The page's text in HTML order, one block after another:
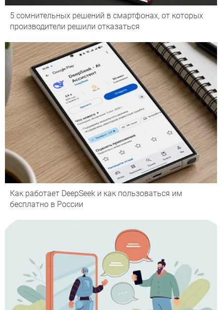
5 сомнительных решений в смартфонах, от которых
производители решили отказаться
Как работает DeepSeek и как пользоваться им
бесплатно в России